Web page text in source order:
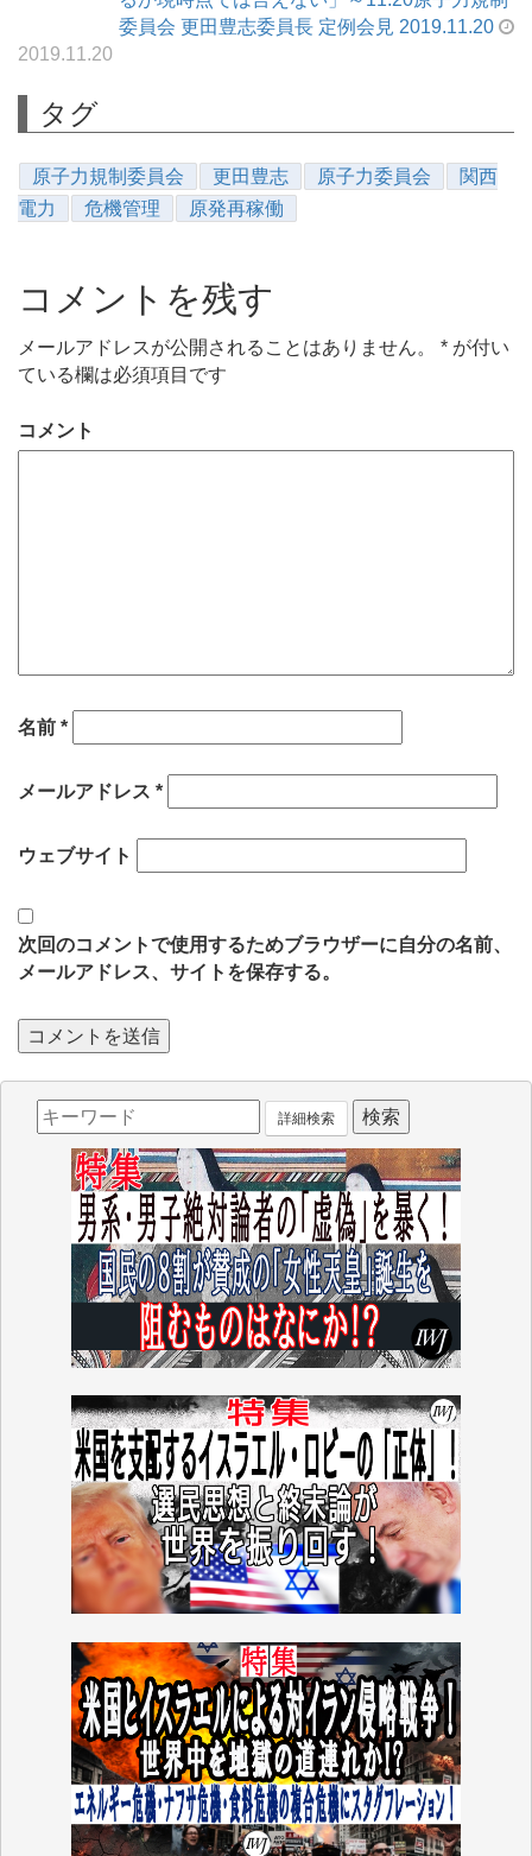
委員会 更田豊志委員長 定例会見 2019.11.20
2019.11.20
タグ
原子力規制委員会 更田豊志 原子力委員会
関西
電力
危機管理 原発再稼働
コメントを残す
メールアドレスが公開されることはありません。 * が付い
ている欄は必須項目です
コメント
名前 *
メールアドレス *
ウェブサイト
次回のコメントで使用するためブラウザーに自分の名前、
メールアドレス、サイトを保存する。
詳細検索